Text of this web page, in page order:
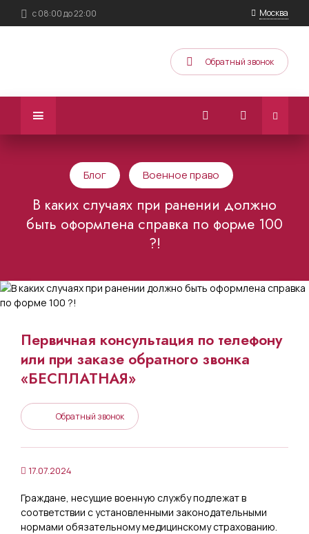
с 08:00 до 22:00 Москва
Обратный звонок
Блог Военное право
В каких случаях при ранении должно
быть оформлена справка по форме 100
?!
Первичная консультация по телефону
или при заказе обратного звонка
«БЕСПЛАТНАЯ»
Обратный звонок
17.07.2024
Граждане, несущие военную службу подлежат в
соответствии с установленными законодательными
нормами обязательному медицинскому страхованию.